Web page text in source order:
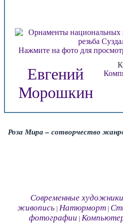
Нажмите на фото для
Евгений
Морошкин
Роза Мира – сотворчество
Современные художники
живопись| Натюрморт|
фотографии |